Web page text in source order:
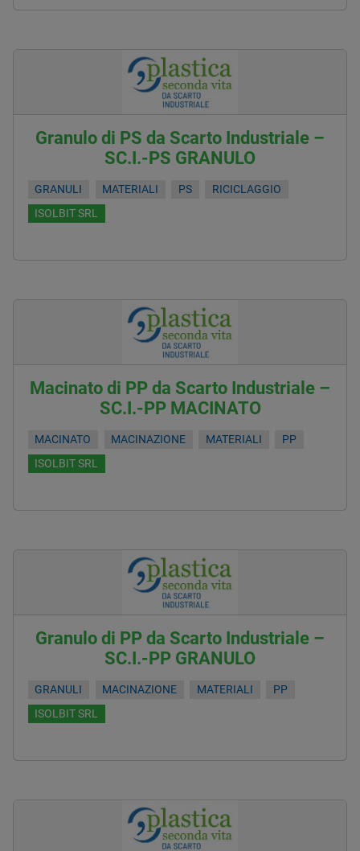
Granulo di PS da Scarto Industriale –
SC.I.-PS GRANULO
GRANULI MATERIALI PS
RICICLAGGIO
ISOLBIT SRL
Macinato di PP da Scarto Industriale –
SC.I.-PP MACINATO
MACINATO MACINAZIONE MATERIALI
PP
ISOLBIT SRL
Granulo di PP da Scarto Industriale –
SC.I.-PP GRANULO
GRANULI MACINAZIONE MATERIALI
PP
ISOLBIT SRL